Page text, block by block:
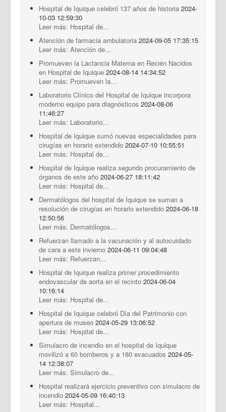
Hospital de Iquique celebró 137 años de historia 2024-
10-03 12:59:30
Leer más: Hospital de...
Atención de farmacia ambulatoria 2024-09-05 17:35:15
Leer más: Atención de...
Promueven la Lactancia Materna en Recién Nacidos
en Hospital de Iquique 2024-08-14 14:34:52
Leer más: Promueven la...
Laboratorio Clínico del Hospital de Iquique incorpora
moderno equipo para diagnósticos 2024-08-06
11:46:27
Leer más: Laboratorio...
Hospital de Iquique sumó nuevas especialidades para
cirugías en horario extendido 2024-07-10 10:55:51
Leer más: Hospital de...
Hospital de Iquique realiza segundo procuramiento de
órganos de este año 2024-06-27 18:11:42
Leer más: Hospital de...
Dermatólogos del hospital de Iquique se suman a
resolución de cirugías en horario extendido 2024-06-18
12:50:56
Leer más: Dermatólogos...
Refuerzan llamado a la vacunación y al autocuidado
de cara a este invierno 2024-06-11 09:04:48
Leer más: Refuerzan...
Hospital de Iquique realiza primer procedimiento
endovascular de aorta en el recinto 2024-06-04
10:16:14
Leer más: Hospital de...
Hospital de Iquique celebró Día del Patrimonio con
apertura de museo 2024-05-29 13:06:52
Leer más: Hospital de...
Simulacro de incendio en el hospital de Iquique
movilizó a 60 bomberos y a 180 evacuados 2024-05-
14 12:38:07
Leer más: Simulacro de...
Hospital realizará ejercicio preventivo con simulacro de
incendio 2024-05-09 16:40:13
Leer más: Hospital...